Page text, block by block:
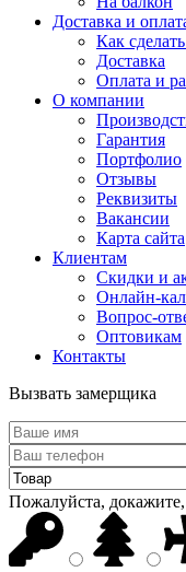
Доставка и
Как сделать
Доставка
Оплата и
О компании
Гарантия
Портфолио
Отзывы
Реквизиты
Вакансии
Карта сайта
Клиентам
Скидки и
Онлайн-
Вопрос-
Оптовикам
Контакты
Вызвать замерщика
Пожалуйста,